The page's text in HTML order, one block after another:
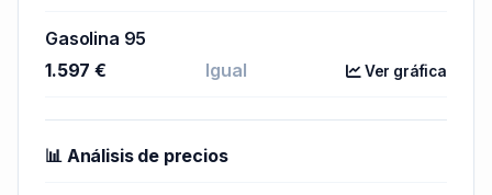
Gasolina 95
1.597 €
Igual Ver gráfica
📊 Análisis de precios